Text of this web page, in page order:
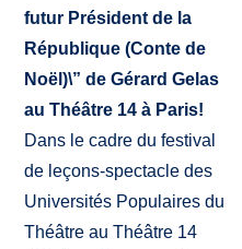
futur Président de la
République (Conte de
Noël)\” de Gérard Gelas
au Théâtre 14 à Paris!
Dans le cadre du festival
de leçons-spectacle des
Universités Populaires du
Théâtre au Théâtre 14